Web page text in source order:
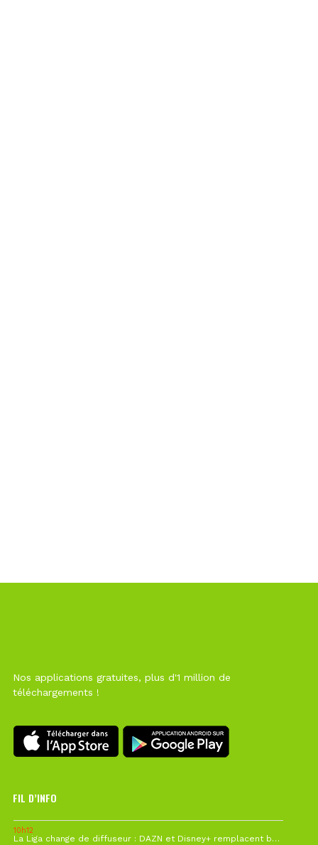
Nos applications gratuites, plus d'1 million de
téléchargements !
FIL D’INFO
10h12
La Liga change de diffuseur : DAZN et Disney+ remplacent beIN Sports !